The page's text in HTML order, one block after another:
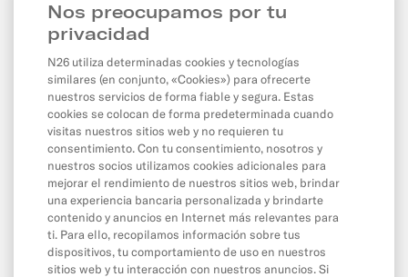
Domiciliaciones y transferencias programadas
Pagos con tarjeta y por internet
Saldo y límites
App y herramientas
La app
Cash26
Contacta con N26
Wallet digitales
Nos preocupamos por tu
privacidad
N26 utiliza determinadas cookies y tecnologías
similares (en conjunto, «Cookies») para ofrecerte
nuestros servicios de forma fiable y segura. Estas
cookies se colocan de forma predeterminada cuando
visitas nuestros sitios web y no requieren tu
consentimiento. Con tu consentimiento, nosotros y
nuestros socios utilizamos cookies adicionales para
mejorar el rendimiento de nuestros sitios web, brindar
una experiencia bancaria personalizada y brindarte
contenido y anuncios en Internet más relevantes para
ti. Para ello, recopilamos información sobre tus
dispositivos, tu comportamiento de uso en nuestros
sitios web y tu interacción con nuestros anuncios. Si